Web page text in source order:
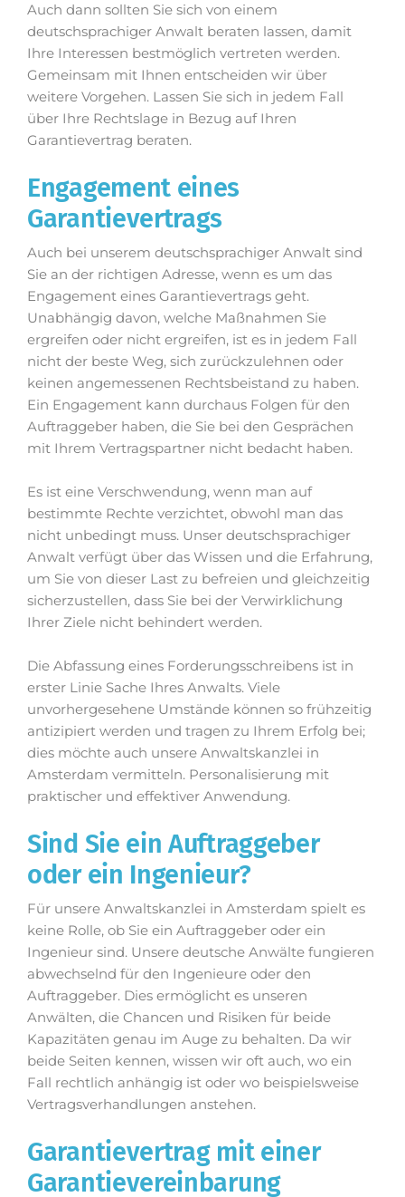
Auch dann sollten Sie sich von einem
deutschsprachiger Anwalt beraten lassen, damit
Ihre Interessen bestmöglich vertreten werden.
Gemeinsam mit Ihnen entscheiden wir über
weitere Vorgehen. Lassen Sie sich in jedem Fall
über Ihre Rechtslage in Bezug auf Ihren
Garantievertrag beraten.
Engagement eines
Garantievertrags
Auch bei unserem deutschsprachiger Anwalt sind
Sie an der richtigen Adresse, wenn es um das
Engagement eines Garantievertrags geht.
Unabhängig davon, welche Maßnahmen Sie
ergreifen oder nicht ergreifen, ist es in jedem Fall
nicht der beste Weg, sich zurückzulehnen oder
keinen angemessenen Rechtsbeistand zu haben.
Ein Engagement kann durchaus Folgen für den
Auftraggeber haben, die Sie bei den Gesprächen
mit Ihrem Vertragspartner nicht bedacht haben.
Es ist eine Verschwendung, wenn man auf
bestimmte Rechte verzichtet, obwohl man das
nicht unbedingt muss. Unser deutschsprachiger
Anwalt verfügt über das Wissen und die Erfahrung,
um Sie von dieser Last zu befreien und gleichzeitig
sicherzustellen, dass Sie bei der Verwirklichung
Ihrer Ziele nicht behindert werden.
Die Abfassung eines Forderungsschreibens ist in
erster Linie Sache Ihres Anwalts. Viele
unvorhergesehene Umstände können so frühzeitig
antizipiert werden und tragen zu Ihrem Erfolg bei;
dies möchte auch unsere Anwaltskanzlei in
Amsterdam vermitteln. Personalisierung mit
praktischer und effektiver Anwendung.
Sind Sie ein Auftraggeber
oder ein Ingenieur?
Für unsere Anwaltskanzlei in Amsterdam spielt es
keine Rolle, ob Sie ein Auftraggeber oder ein
Ingenieur sind. Unsere deutsche Anwälte fungieren
abwechselnd für den Ingenieure oder den
Auftraggeber. Dies ermöglicht es unseren
Anwälten, die Chancen und Risiken für beide
Kapazitäten genau im Auge zu behalten. Da wir
beide Seiten kennen, wissen wir oft auch, wo ein
Fall rechtlich anhängig ist oder wo beispielsweise
Vertragsverhandlungen anstehen.
Garantievertrag mit einer
Garantievereinbarung